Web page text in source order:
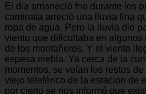
El dia amaneció frio durante los
caminata arreció una lluvia fina
ropa de agua. Pero la lluvia dio
viento que dificultaba en
de los montañeros. Y el viento
espesa niebla. Ya cerca de la
momentos, se veían los restos
viejo teleférico de la estación de
por cierto se nos informó que